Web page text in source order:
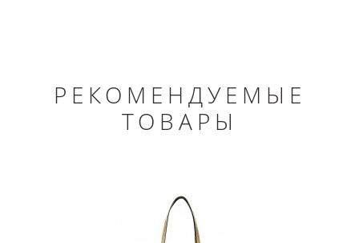
РЕКОМЕНДУЕМЫЕ
ТОВАРЫ